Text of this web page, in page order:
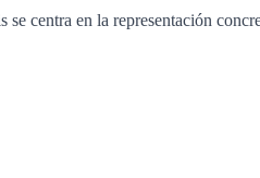
centra en la representación